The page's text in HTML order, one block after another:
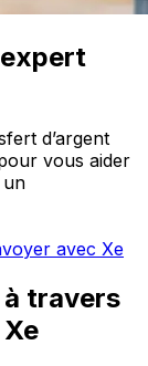
d’argent
vous aider
avec Xe
à travers